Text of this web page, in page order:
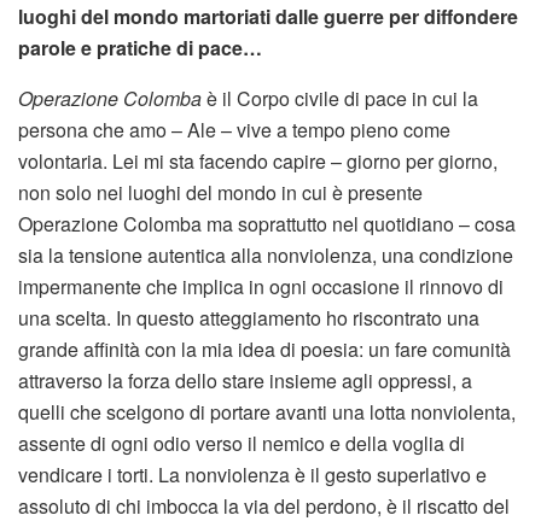
luoghi del mondo martoriati dalle guerre per diffondere
parole e pratiche di pace…
Operazione Colombaè il Corpo civile di pace in cui la
persona che amo – Ale – vive a tempo pieno come
volontaria. Lei mi sta facendo capire – giorno per giorno,
non solo nei luoghi del mondo in cui è presente
Operazione Colomba ma soprattutto nel quotidiano – cosa
sia la tensione autentica alla nonviolenza, una condizione
impermanente che implica in ogni occasione il rinnovo di
una scelta. In questo atteggiamento ho riscontrato una
grande affinità con la mia idea di poesia: un fare comunità
attraverso la forza dello stare insieme agli oppressi, a
quelli che scelgono di portare avanti una lotta nonviolenta,
assente di ogni odio verso il nemico e della voglia di
vendicare i torti. La nonviolenza è il gesto superlativo e
assoluto di chi imbocca la via del perdono, è il riscatto del